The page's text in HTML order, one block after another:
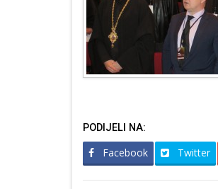
PODIJELI NA:
Facebook Twitter